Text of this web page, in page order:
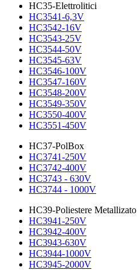
HC35-Elettrolitici
HC3541-6,3V
HC3542-16V
HC3543-25V
HC3544-50V
HC3545-63V
HC3546-100V
HC3547-160V
HC3548-200V
HC3549-350V
HC3550-400V
HC3551-450V
HC37-PolBox
HC3741-250V
HC3742-400V
HC3743 - 630V
HC3744 - 1000V
HC39-Poliestere Metallizato
HC3941-250V
HC3942-400V
HC3943-630V
HC3944-1000V
HC3945-2000V